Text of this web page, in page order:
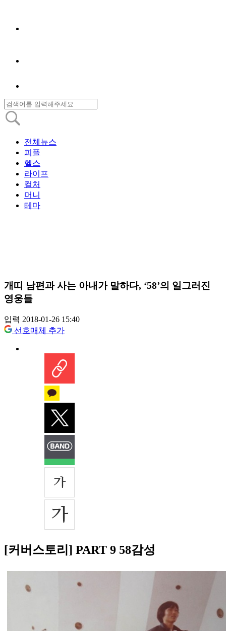
전체뉴스
피플
헬스
라이프
컬처
머니
테마
개띠 남편과 사는 아내가 말하다, ‘58’의 일그러진
영웅들
입력 2018-01-26 15:40
선호매체 추가
[커버스토리] PART 9 58감성